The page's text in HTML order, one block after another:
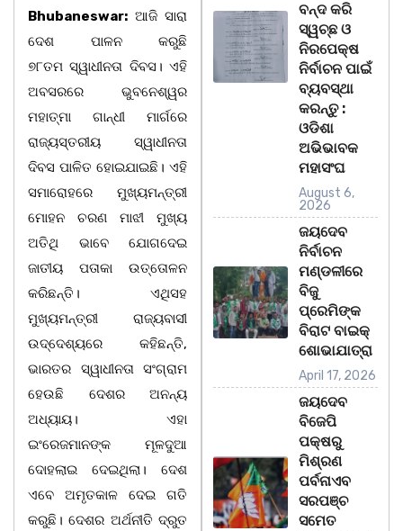
Bhubaneswar: ଆଜି ସାରା
ଦେଶ ପାଳନ କରୁଛି
୭୮ତମ ସ୍ୱାଧୀନତା ଦିବସ। ଏହି
ଅବସରରେ ଭୁବନେଶ୍ୱର
ମହାତ୍ମା ଗାନ୍ଧୀ ମାର୍ଗରେ
ରାଜ୍ୟସ୍ତରୀୟ ସ୍ୱାଧୀନତା
ଦିବସ ପାଳିତ ହୋଇଯାଇଛି। ଏହି
ସମାରୋହରେ ମୁଖ୍ୟମନ୍ତ୍ରୀ
ମୋହନ ଚରଣ ମାଝୀ ମୁଖ୍ୟ
ଅତିଥି ଭାବେ ଯୋଗଦେଇ
ଜାତୀୟ ପତାକା ଉତ୍ତୋଳନ
କରିଛନ୍ତି। ଏଥିସହ
ମୁଖ୍ୟମନ୍ତ୍ରୀ ରାଜ୍ୟବାସୀ
ଉଦ୍ଦେଶ୍ୟରେ କହିଛନ୍ତି,
ଭାରତର ସ୍ୱାଧୀନତା ସଂଗ୍ରାମ
ହେଉଛି ଦେଶର ଅନନ୍ୟ
ଅଧ୍ୟାୟ। ଏହା
ଇଂରେଜମାନଙ୍କ ମୂଳଦୁଆ
ଦୋହଲାଇ ଦେଇଥିଲା। ଦେଶ
ଏବେ ଅମୃତକାଳ ଦେଇ ଗତି
କରୁଛି। ଦେଶର ଅର୍ଥନୀତି ଦ୍ରୁତ
ବନ୍ଦ କରି
ସ୍ୱଚ୍ଛ ଓ
ନିରପେକ୍ଷ
ନିର୍ବାଚନ ପାଇଁ
ବ୍ୟବସ୍ଥା
କରନ୍ତୁ :
ଓଡିଶା
ଅଭିଭାବକ
ମହାସଂଘ
August 6,
2026
ଜୟଦେବ
ନିର୍ବାଚନ
ମଣ୍ଡଳୀରେ
ବିଜୁ
ପ୍ରେମିଙ୍କ
ବିରାଟ ବାଇକ୍
ଶୋଭାଯାତ୍ରା
April 17, 2026
ଜୟଦେବ
ବିଜେପି
ପକ୍ଷରୁ
ମିଶ୍ରଣ
ପର୍ବନାଏବ
ସରପଞ୍ଚ
ସମେତ